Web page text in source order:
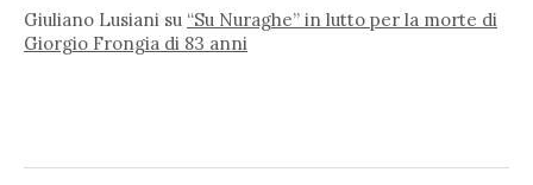
Giuliano Lusiani su “Su Nuraghe” in lutto per la morte di
Giorgio Frongia di 83 anni